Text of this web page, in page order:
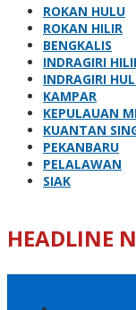
ROKAN HULU
ROKAN HILIR
BENGKALIS
INDRAGIRI
INDRAGIRI
KAMPAR
KEPULAUAN
KUANTAN
PEKANBARU
PELALAWAN
SIAK
HEADLINE